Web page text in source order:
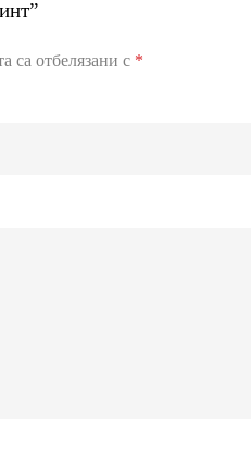
са отбелязани с *